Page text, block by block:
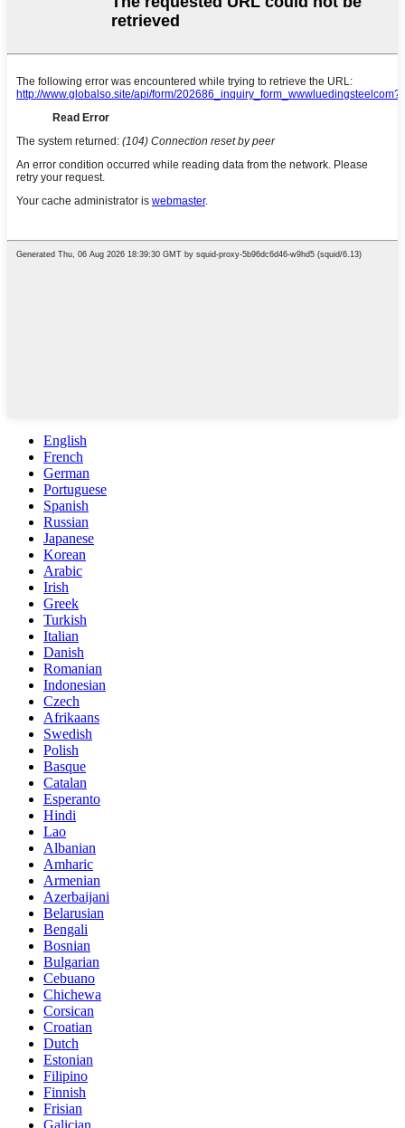
English
French
German
Portuguese
Spanish
Russian
Japanese
Korean
Arabic
Irish
Greek
Turkish
Italian
Danish
Romanian
Indonesian
Czech
Afrikaans
Swedish
Polish
Basque
Catalan
Esperanto
Hindi
Lao
Albanian
Amharic
Armenian
Azerbaijani
Belarusian
Bengali
Bosnian
Bulgarian
Cebuano
Chichewa
Corsican
Croatian
Dutch
Estonian
Filipino
Finnish
Frisian